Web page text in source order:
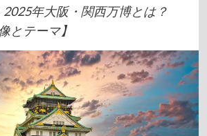
年大阪・関西万博とは？
とテーマ】